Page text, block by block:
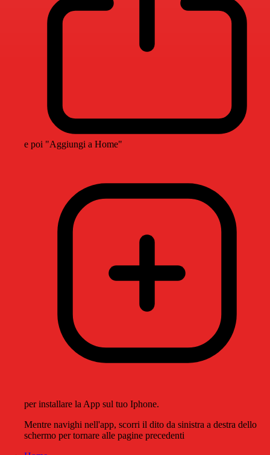
e poi "Aggiungi a Home"
per installare la App sul tuo Iphone.
Mentre navighi nell'app, scorri il dito da sinistra a destra dello
schermo per tornare alle pagine precedenti